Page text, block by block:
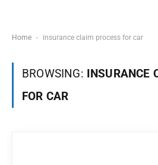
Home - insurance claim process for car
BROWSING: INSURANCE
FOR CAR